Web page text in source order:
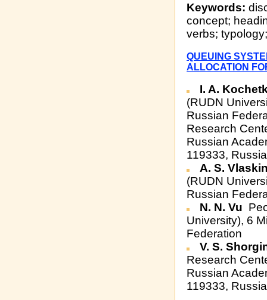
Keywords:
concept;
verbs;
QUEUING
ALLOCATION
I. A.
(RUDN
Russian
Research
Russian
119333,
A. S.
(RUDN
Russian
N. N. Vu
University), 6
Federation
V. S.
Research
Russian
119333,